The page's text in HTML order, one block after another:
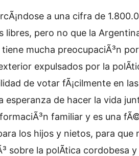
a una cifra de
libres, pero no que la
mucha preocupaciÃ³n
expulsados por la
de votar fÃ¡cilmente en
esperanza de hacer la vida
familiar y es una
los hijos y nietos, para que
sobre la polÃ­tica cordobesa